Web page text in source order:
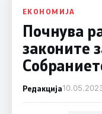
целина
ЕКОНОМИЈА
Почнува
законите
Редакција